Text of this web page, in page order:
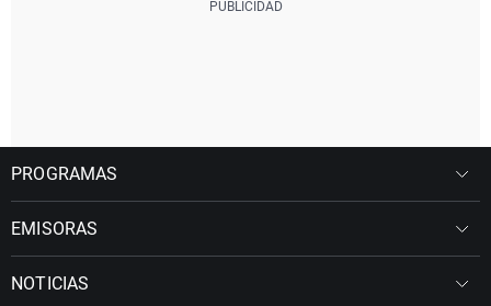
PROGRAMAS
EMISORAS
NOTICIAS